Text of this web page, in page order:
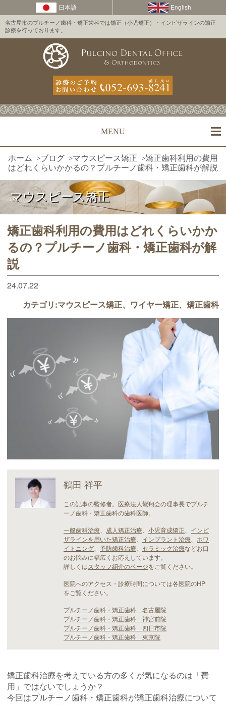
名古屋市のプルチーノ歯科・矯正歯科では矯正（小児矯正）・インビザラインの矯正
診療を行っております。
MENU
ホーム >ブログ >マウスピース矯正 >矯正歯科利用の費用
はどれくらいかかるの？プルチーノ歯科・矯正歯科が解説
マウスピース矯正
矯正歯科利用の費用はどれくらいかか
るの？プルチーノ歯科・矯正歯科が解
説
24.07.22
カテゴリ:マウスピース矯正 ワイヤー矯正 矯正歯科
鶴田 祥平
この記事の監修者。医療法人鸞翔会の理事長でプルチ
ーノ歯科・矯正歯科の歯科医師。
一般歯科治療
成人矯正治療 小児育成矯正
インビ
ザラインを用いた矯正治療
インプラント治療
ホワ
イトニング
予防歯科治療 セラミック治療などお口
のお悩みに幅広くお応えしています。
詳しくはスタッフ紹介のページをご覧ください。
医院へのアクセス・診療時間については各医院のHP
をご覧ください。
プルチーノ歯科・矯正歯科 名古屋院
プルチーノ歯科・矯正歯科 神宮前院
プルチーノ歯科・矯正歯科 四日市院
プルチーノ歯科・矯正歯科 東京院
矯正歯科治療を考えている方の多くが気になるのは「費
用」ではないでしょうか？
今回はプルチーノ歯科・矯正歯科が矯正歯科治療について